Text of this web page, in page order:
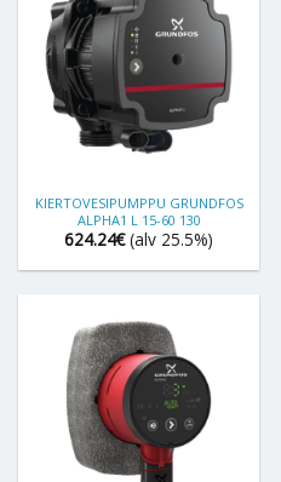
KIERTOVESIPUMPPU GRUNDFOS
ALPHA1 L 15-60 130
624.24€ (alv 25.5%)